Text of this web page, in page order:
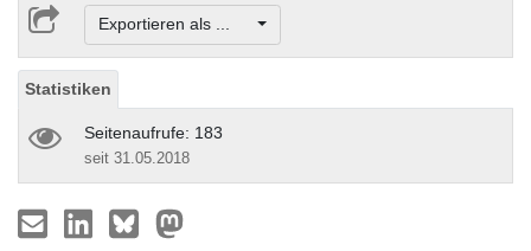
Exportieren als ...
Statistiken
Seitenaufrufe: 183
seit 31.05.2018